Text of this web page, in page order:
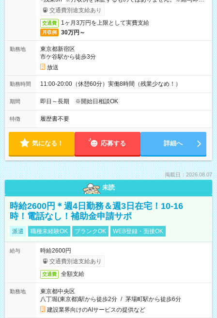
取りサービス利用可（利用条件有）
交通費別途支給あり
交通費 1ヶ月3万円を上限として実費支給
月収例 30万円～
勤務地
東京都新宿区
市ケ谷駅から徒歩3分
放送
勤務時間 11:00-20:00（休憩60分）実働8時間（残業少なめ！）
期間 即日～長期 ※開始日相談OK
特徴 履歴書不要
気になる！ 応募する 詳細へ
掲載日：2026.08.07
未読
時給2600円＊週4日勤務＆週3日在宅！10-16
時！電話なし！補助金申請サポ
派遣 職種未経験OK ブランクOK WEB登録・面接OK
給与
時給2600円
交通費別途支給あり
交通費 全額支給
勤務地
東京都中央区
八丁堀(東京都)駅から徒歩2分 / 茅場町駅から徒歩6分
建設業界向けのAIサービスの提供など